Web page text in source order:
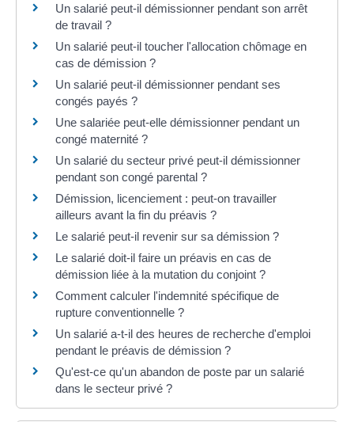
Un salarié peut-il démissionner pendant son arrêt
de travail ?
Un salarié peut-il toucher l'allocation chômage en
cas de démission ?
Un salarié peut-il démissionner pendant ses
congés payés ?
Une salariée peut-elle démissionner pendant un
congé maternité ?
Un salarié du secteur privé peut-il démissionner
pendant son congé parental ?
Démission, licenciement : peut-on travailler
ailleurs avant la fin du préavis ?
Le salarié peut-il revenir sur sa démission ?
Le salarié doit-il faire un préavis en cas de
démission liée à la mutation du conjoint ?
Comment calculer l'indemnité spécifique de
rupture conventionnelle ?
Un salarié a-t-il des heures de recherche d'emploi
pendant le préavis de démission ?
Qu'est-ce qu'un abandon de poste par un salarié
dans le secteur privé ?